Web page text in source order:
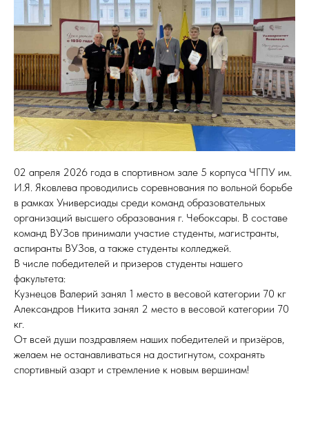
02 апреля 2026 года в спортивном зале 5 корпуса ЧГПУ им.
И.Я. Яковлева проводились соревнования по вольной борьбе
в рамках Универсиады среди команд образовательных
организаций высшего образования г. Чебоксары. В составе
команд ВУЗов принимали участие студенты, магистранты,
аспиранты ВУЗов, а также студенты колледжей.
В числе победителей и призеров студенты нашего
факультета:
Кузнецов Валерий занял 1 место в весовой категории 70 кг
Александров Никита занял 2 место в весовой категории 70
кг.
От всей души поздравляем наших победителей и призёров,
желаем не останавливаться на достигнутом, сохранять
спортивный азарт и стремление к новым вершинам!